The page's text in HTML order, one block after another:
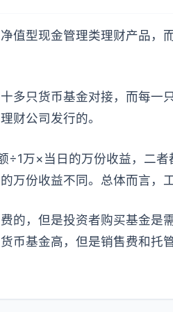
值型现金管理类理财产品，
多只货币基金对接，而每一
财公司发行的。
÷1万×当日的万份收益，二
万份收益不同。总体而言，
的，但是投资者购买基金是
币基金高，但是销售费和托